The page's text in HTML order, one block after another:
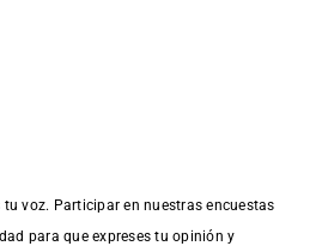
voz. Participar en nuestras encuestas
para que expreses tu opinión y